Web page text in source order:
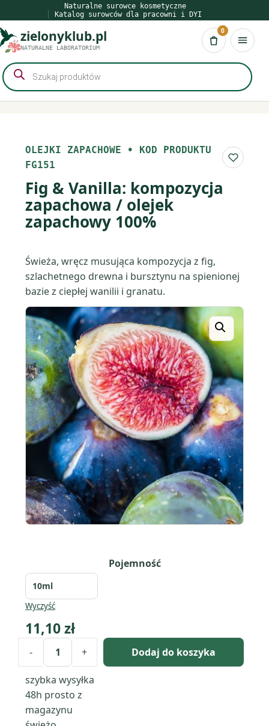
do
treści
Naturalne surowce kosmetyczne
Katalog surowców dla pracowni i DYI
zielonyklub.pl
NATURALNE LABORATORIUM Koszyk
0
Wyszukiwarka
produktów
OLEJKI ZAPACHOWE • KOD PRODUKTU
FG151
Do
Fig & Vanilla: kompozycja
zapachowa / olejek
zapachowy 100%
Świeża, wręcz musująca kompozycja z fig,
szlachetnego drewna i bursztynu na spienionej
bazie z ciepłej wanilii i granatu.
Pojemność
Wyczyść
11,10zł
- + Dodaj do koszyka
szybka wysyłka
48h prosto z
magazynu